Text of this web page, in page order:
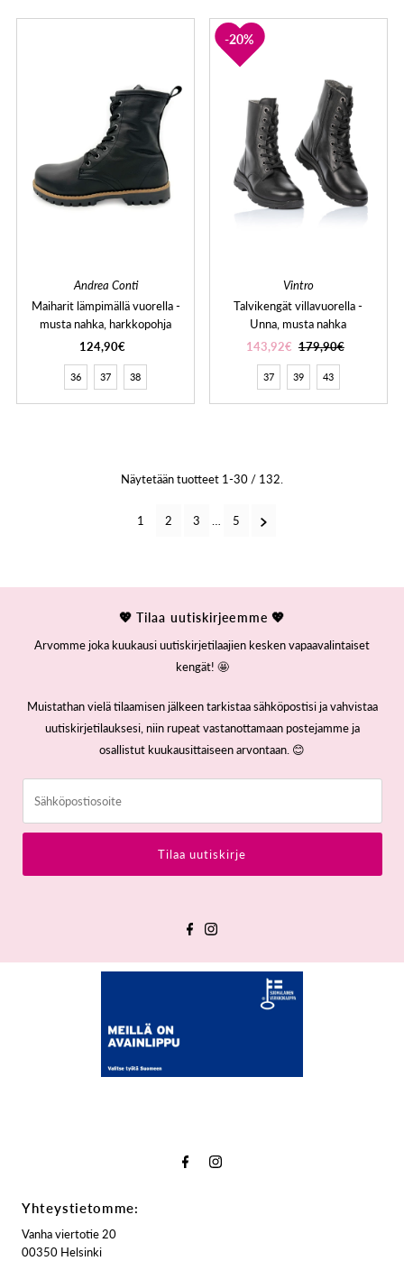
Andrea Conti
Maiharit lämpimällä vuorella -
musta nahka, harkkopohja
124,90€
36 37 38
20%
Vintro
Talvikengät villavuorella -
Unna, musta nahka
143,92€ 179,90€
37 39 43
Näytetään tuotteet 1-30 / 132.
1 2 3 5
💖 Tilaa uutiskirjeemme 💖
Arvomme joka kuukausi uutiskirjetilaajien kesken vapaavalintaiset
kengät! 🤩
Muistathan vielä tilaamisen jälkeen tarkistaa sähköpostisi ja vahvistaa
uutiskirjetilauksesi, niin rupeat vastanottamaan postejamme ja
osallistut kuukausittaiseen arvontaan. 😊
Tilaa uutiskirje
Yhteystietomme:
Vanha viertotie 20
00350 Helsinki